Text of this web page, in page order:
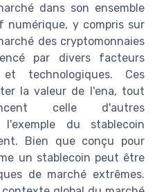
dans son ensemble
y compris sur
des cryptomonnaies
par divers facteurs
et technologiques. Ces
la valeur de l'ena, tout
celle d'autres
l'exemple du stablecoin
Bien que conçu pour
un stablecoin peut être
de marché extrêmes.